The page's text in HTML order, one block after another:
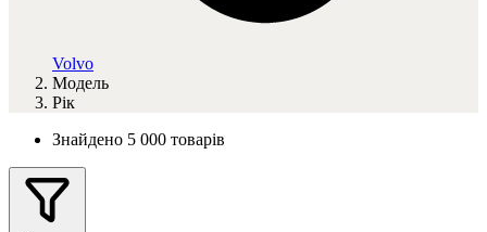
Volvo
Модель
Рік
Знайдено 5 000 товарів